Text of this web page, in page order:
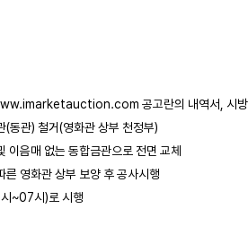
공고란의 내역서, 시방
(동관) 철거(영화관 상부 천정부)
이음매 없는 동합금관으로 전면 교체
른 영화관 상부 보양 후 공사시행
시~07시)로 시행